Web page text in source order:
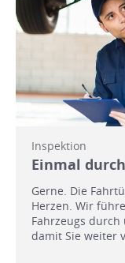
Inspektion
Einmal
Gerne. Die
Herzen. Wir
Fahrzeugs
damit Sie weiter